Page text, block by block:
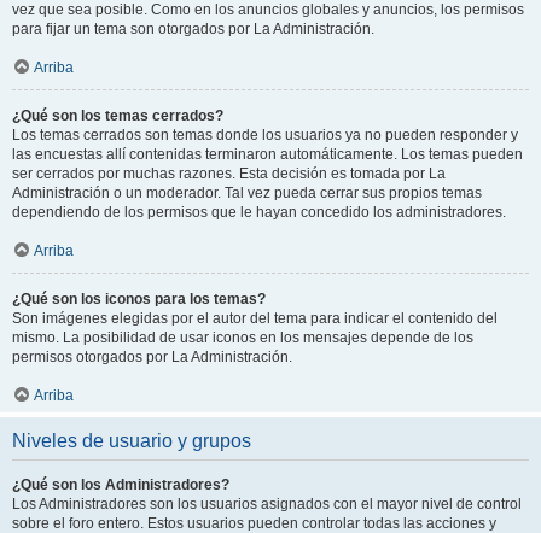
vez que sea posible. Como en los anuncios globales y anuncios, los permisos
para fijar un tema son otorgados por La Administración.
Arriba
¿Qué son los temas cerrados?
Los temas cerrados son temas donde los usuarios ya no pueden responder y
las encuestas allí contenidas terminaron automáticamente. Los temas pueden
ser cerrados por muchas razones. Esta decisión es tomada por La
Administración o un moderador. Tal vez pueda cerrar sus propios temas
dependiendo de los permisos que le hayan concedido los administradores.
Arriba
¿Qué son los iconos para los temas?
Son imágenes elegidas por el autor del tema para indicar el contenido del
mismo. La posibilidad de usar iconos en los mensajes depende de los
permisos otorgados por La Administración.
Arriba
Niveles de usuario y grupos
¿Qué son los Administradores?
Los Administradores son los usuarios asignados con el mayor nivel de control
sobre el foro entero. Estos usuarios pueden controlar todas las acciones y